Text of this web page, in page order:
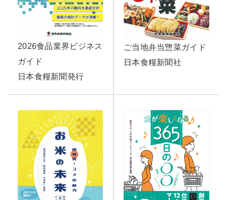
2026食品業界ビジネス
ガイド
日本食糧新聞発行
ご当地弁当惣菜ガイド
日本食糧新聞社